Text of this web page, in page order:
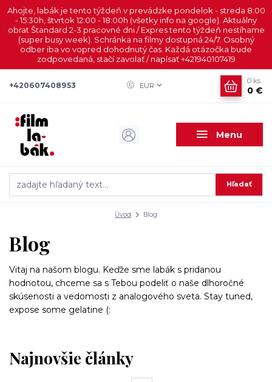
Ahojte, labák je tento týždeň v prevádzke pondelok - streda 8:00
- 15:30h, štvrtok 12:00 - 18:00h (všetky info na google). Aktuálny
obrat Štandard 2-3 pracovné dni / Expres tento týždeň nestíhame
(super busy week). Schránka na filmy dostupná 24/7. Osobný
odber iba vo vopred dohodnutý čas. Každá otázočka bude
zodpovedaná, stačí zavolať / napísať +421940107419
Menu
EUR
Hľadať
+420607408953
0 ks
0 €
Úvod Blog
Blog
Vitaj na našom blogu. Keďže sme labák s pridanou
hodnotou, chceme sa s Tebou podeliť o naše dlhoročné
skúsenosti a vedomosti z analogového sveta. Stay tuned,
expose some gelatine (:
Najnovšie články